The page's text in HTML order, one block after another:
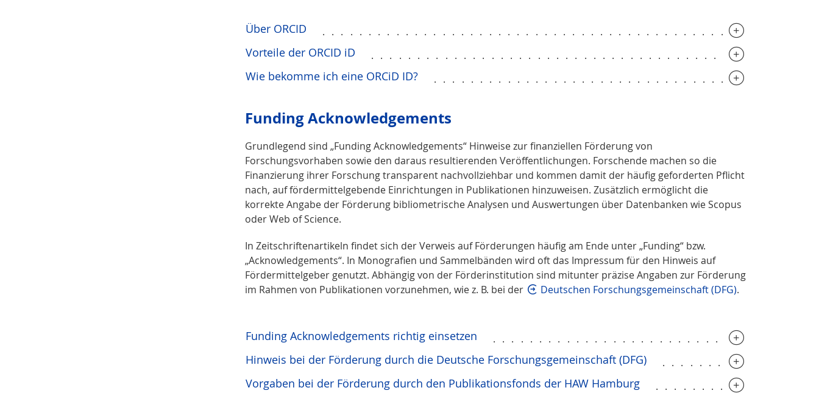
Über ORCID
Vorteile der ORCID iD
Wie bekomme ich eine ORCiD ID?
Funding Acknowledgements
Grundlegend sind „Funding Acknowledgements“ Hinweise zur finanziellen Förderung von
Forschungsvorhaben sowie den daraus resultierenden Veröffentlichungen. Forschende machen so die
Finanzierung ihrer Forschung transparent nachvollziehbar und kommen damit der häufig geforderten Pflicht
nach, auf fördermittelgebende Einrichtungen in Publikationen hinzuweisen. Zusätzlich ermöglicht die
korrekte Angabe der Förderung bibliometrische Analysen und Auswertungen über Datenbanken wie Scopus
oder Web of Science.
In Zeitschriftenartikeln findet sich der Verweis auf Förderungen häufig am Ende unter „Funding“ bzw.
„Acknowledgements“. In Monografien und Sammelbänden wird oft das Impressum für den Hinweis auf
Fördermittelgeber genutzt. Abhängig von der Förderinstitution sind mitunter präzise Angaben zur Förderung
im Rahmen von Publikationen vorzunehmen, wie z. B. bei der
Deutschen Forschungsgemeinschaft (DFG).
Funding Acknowledgements richtig einsetzen
Hinweis bei der Förderung durch die Deutsche Forschungsgemeinschaft (DFG)
Vorgaben bei der Förderung durch den Publikationsfonds der HAW Hamburg